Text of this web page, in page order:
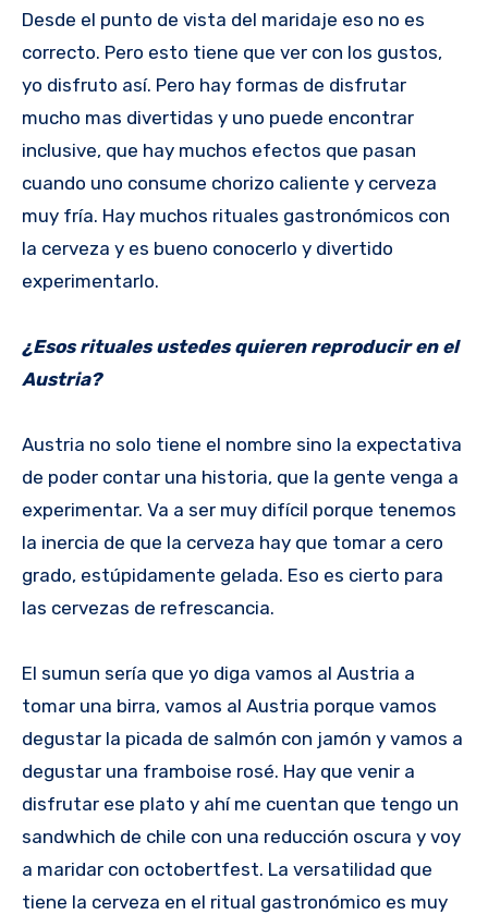
Desde el punto de vista del maridaje eso no es
correcto. Pero esto tiene que ver con los gustos,
yo disfruto así. Pero hay formas de disfrutar
mucho mas divertidas y uno puede encontrar
inclusive, que hay muchos efectos que pasan
cuando uno consume chorizo caliente y cerveza
muy fría. Hay muchos rituales gastronómicos con
la cerveza y es bueno conocerlo y divertido
experimentarlo.
¿Esos rituales ustedes quieren reproducir en el
Austria?
Austria no solo tiene el nombre sino la expectativa
de poder contar una historia, que la gente venga a
experimentar. Va a ser muy difícil porque tenemos
la inercia de que la cerveza hay que tomar a cero
grado, estúpidamente gelada. Eso es cierto para
las cervezas de refrescancia.
El sumun sería que yo diga vamos al Austria a
tomar una birra, vamos al Austria porque vamos
degustar la picada de salmón con jamón y vamos a
degustar una framboise rosé. Hay que venir a
disfrutar ese plato y ahí me cuentan que tengo un
sandwhich de chile con una reducción oscura y voy
a maridar con octobertfest. La versatilidad que
tiene la cerveza en el ritual gastronómico es muy